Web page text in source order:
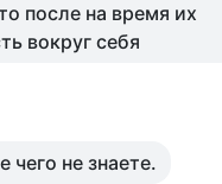
после на время их
вокруг себя
не знаете.